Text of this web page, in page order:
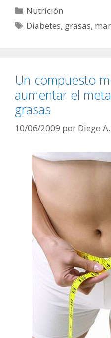
Categorías
Nutrición
Etiquetas
Diabetes, grasas,
Un compuesto
aumentar el
grasas
10/06/2009 por Diego